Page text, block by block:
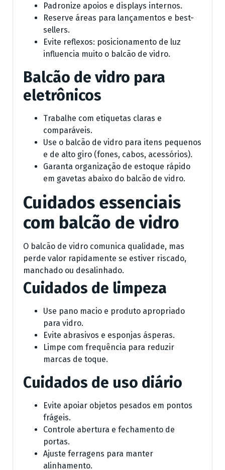
Padronize apoios e displays internos.
Reserve áreas para lançamentos e best-
sellers.
Evite reflexos: posicionamento de luz
influencia muito o balcão de vidro.
Balcão de vidro para
eletrônicos
Trabalhe com etiquetas claras e
comparáveis.
Use o balcão de vidro para itens pequenos
e de alto giro (fones, cabos, acessórios).
Garanta organização de estoque rápido
em gavetas abaixo do balcão de vidro.
Cuidados essenciais
com balcão de vidro
O balcão de vidro comunica qualidade, mas
perde valor rapidamente se estiver riscado,
manchado ou desalinhado.
Cuidados de limpeza
Use pano macio e produto apropriado
para vidro.
Evite abrasivos e esponjas ásperas.
Limpe com frequência para reduzir
marcas de toque.
Cuidados de uso diário
Evite apoiar objetos pesados em pontos
frágeis.
Controle abertura e fechamento de
portas.
Ajuste ferragens para manter
alinhamento.